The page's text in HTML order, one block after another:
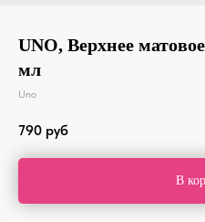
UNO, Верхнее
мл
Uno
790 руб
В